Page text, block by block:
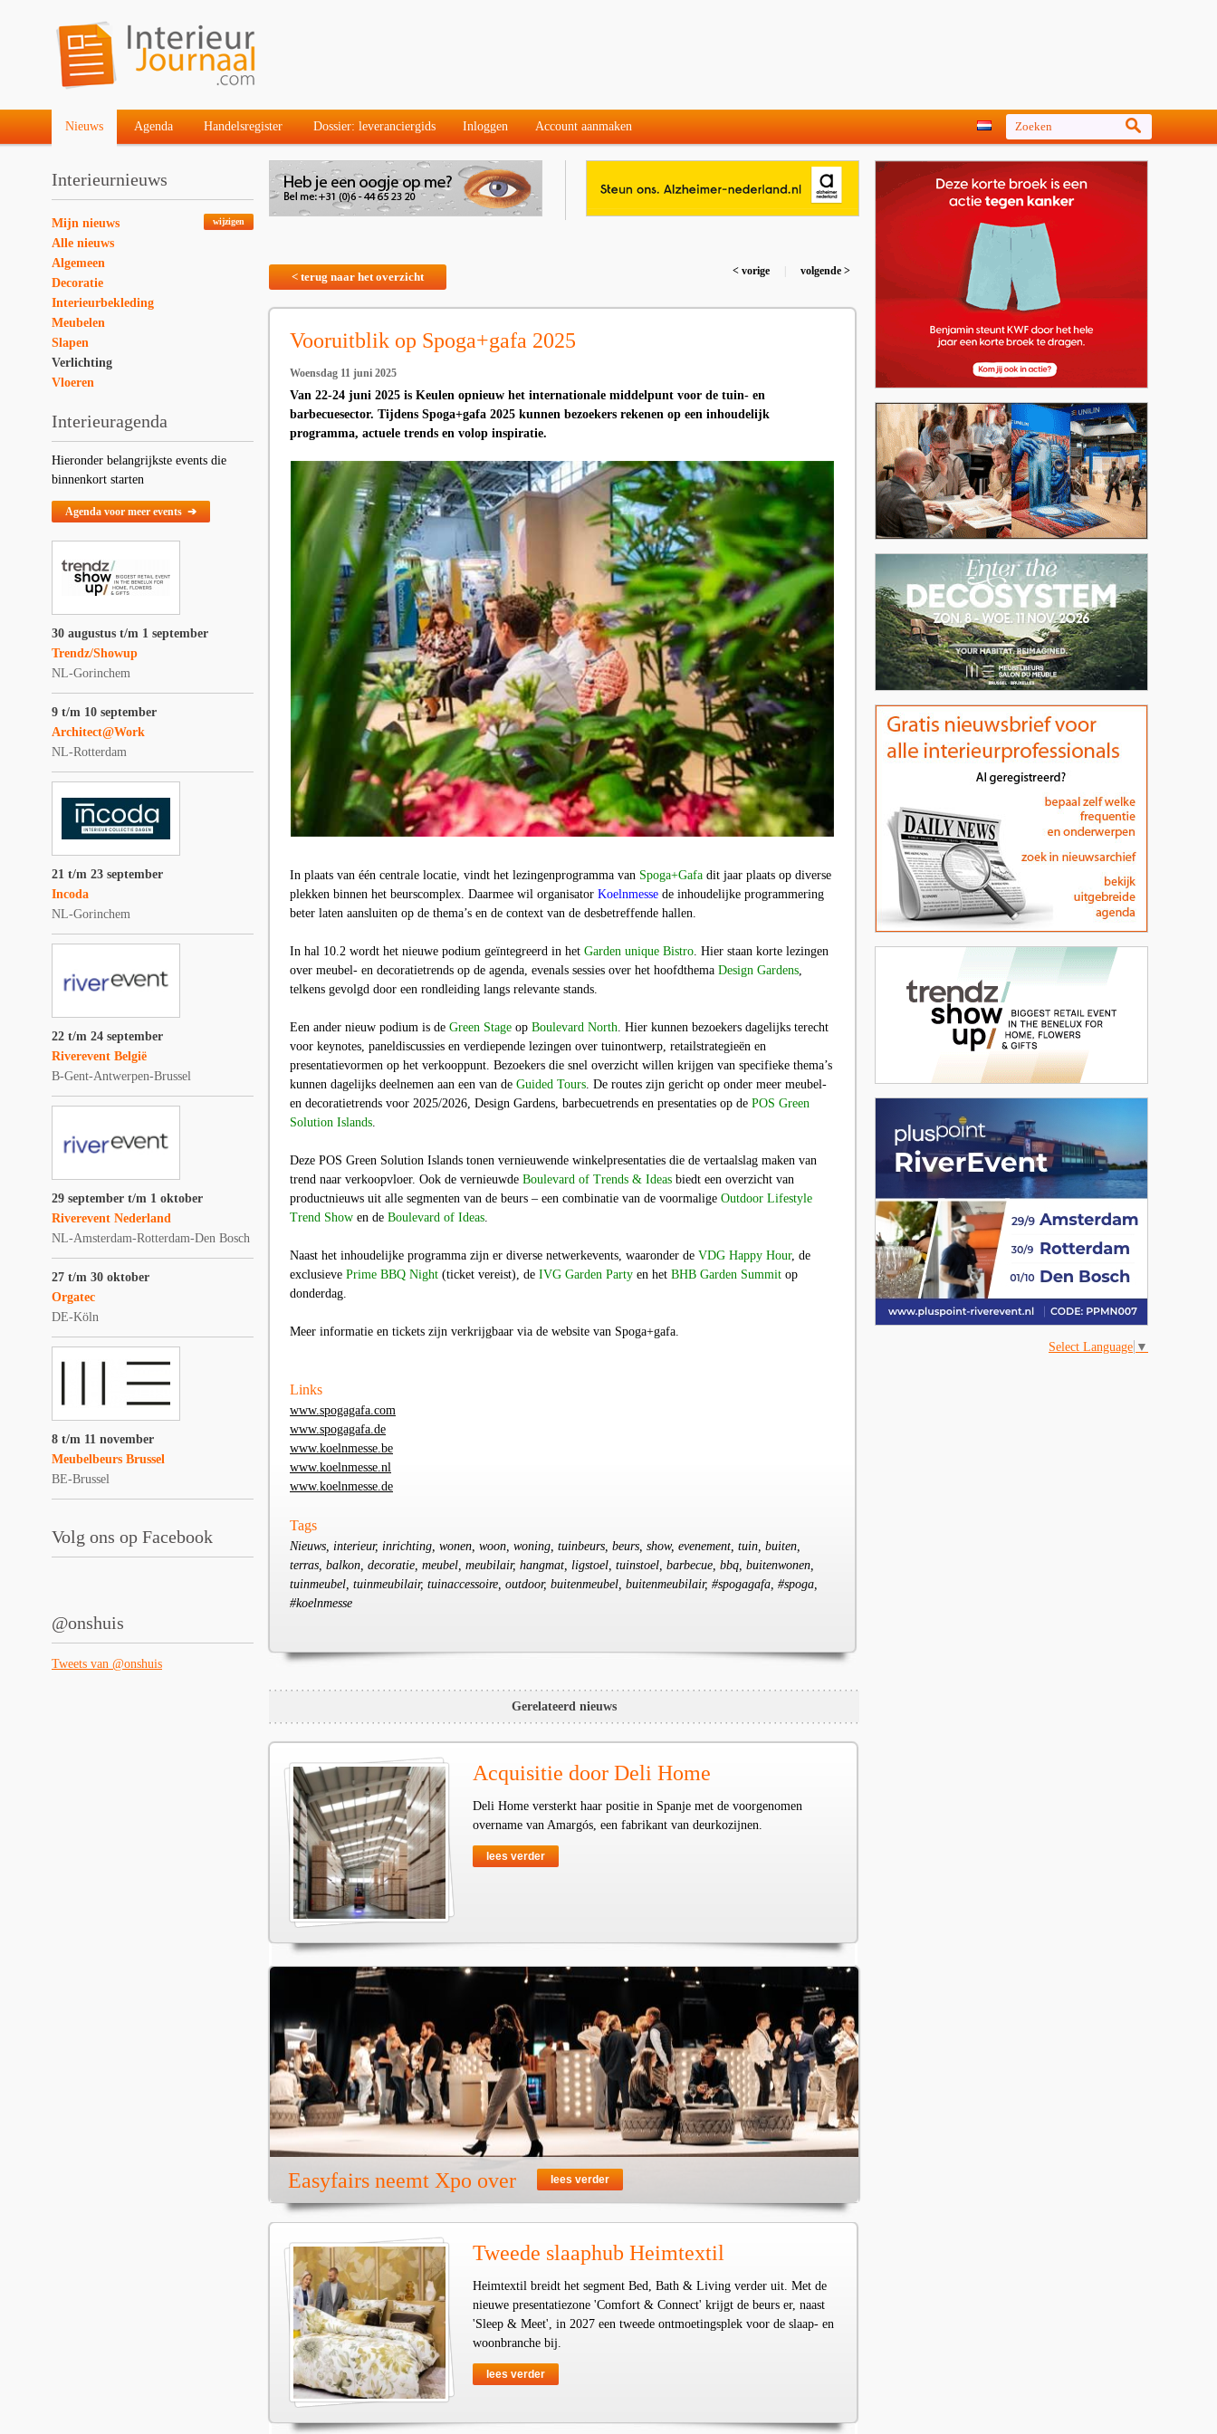
Nieuws Agenda Handelsregister Dossier: leveranciergids Inloggen Account aanmaken
Interieurnieuws
wijzigen
Mijn nieuws
Alle nieuws
Algemeen
Decoratie
Interieurbekleding
Meubelen
Slapen
Verlichting
Vloeren
Interieuragenda
Hieronder belangrijkste events die
binnenkort starten
Agenda voor meer events ➔
30 augustus t/m 1 september
Trendz/Showup
NL-Gorinchem
9 t/m 10 september
Architect@Work
NL-Rotterdam
21 t/m 23 september
Incoda
NL-Gorinchem
22 t/m 24 september
Riverevent België
B-Gent-Antwerpen-Brussel
29 september t/m 1 oktober
Riverevent Nederland
NL-Amsterdam-Rotterdam-Den Bosch
27 t/m 30 oktober
Orgatec
DE-Köln
8 t/m 11 november
Meubelbeurs Brussel
BE-Brussel
Volg ons op Facebook
@onshuis
Tweets van @onshuis
< terug naar het overzicht < vorige volgende >
Vooruitblik op Spoga+gafa 2025
Woensdag 11 juni 2025
Van 22-24 juni 2025 is Keulen opnieuw het internationale middelpunt voor de tuin- en
barbecuesector. Tijdens Spoga+gafa 2025 kunnen bezoekers rekenen op een inhoudelijk
programma, actuele trends en volop inspiratie.
In plaats van één centrale locatie, vindt het lezingenprogramma van Spoga+Gafa dit jaar plaats op diverse
plekken binnen het beurscomplex. Daarmee wil organisator Koelnmesse de inhoudelijke programmering
beter laten aansluiten op de thema’s en de context van de desbetreffende hallen.
In hal 10.2 wordt het nieuwe podium geïntegreerd in het Garden unique Bistro. Hier staan korte lezingen
over meubel- en decoratietrends op de agenda, evenals sessies over het hoofdthema Design Gardens,
telkens gevolgd door een rondleiding langs relevante stands.
Een ander nieuw podium is de Green Stage op Boulevard North. Hier kunnen bezoekers dagelijks terecht
voor keynotes, paneldiscussies en verdiepende lezingen over tuinontwerp, retailstrategieën en
presentatievormen op het verkooppunt. Bezoekers die snel overzicht willen krijgen van specifieke thema’s
kunnen dagelijks deelnemen aan een van de Guided Tours. De routes zijn gericht op onder meer meubel-
en decoratietrends voor 2025/2026, Design Gardens, barbecuetrends en presentaties op de POS Green
Solution Islands.
Deze POS Green Solution Islands tonen vernieuwende winkelpresentaties die de vertaalslag maken van
trend naar verkoopvloer. Ook de vernieuwde Boulevard of Trends & Ideas biedt een overzicht van
productnieuws uit alle segmenten van de beurs – een combinatie van de voormalige Outdoor Lifestyle
Trend Show en de Boulevard of Ideas.
Naast het inhoudelijke programma zijn er diverse netwerkevents, waaronder de VDG Happy Hour, de
exclusieve Prime BBQ Night (ticket vereist), de IVG Garden Party en het BHB Garden Summit op
donderdag.
Meer informatie en tickets zijn verkrijgbaar via de website van Spoga+gafa.
Links
www.spogagafa.com
www.spogagafa.de
www.koelnmesse.be
www.koelnmesse.nl
www.koelnmesse.de
Tags
Nieuws, interieur, inrichting, wonen, woon, woning, tuinbeurs, beurs, show, evenement, tuin, buiten,
terras, balkon, decoratie, meubel, meubilair, hangmat, ligstoel, tuinstoel, barbecue, bbq, buitenwonen,
tuinmeubel, tuinmeubilair, tuinaccessoire, outdoor, buitenmeubel, buitenmeubilair, #spogagafa, #spoga,
#koelnmesse
Gerelateerd nieuws
Acquisitie door Deli Home
Deli Home versterkt haar positie in Spanje met de voorgenomen
overname van Amargós, een fabrikant van deurkozijnen.
lees verder
Easyfairs neemt Xpo over lees verder
Tweede slaaphub Heimtextil
Heimtextil breidt het segment Bed, Bath & Living verder uit. Met de
nieuwe presentatiezone 'Comfort & Connect' krijgt de beurs er, naast
'Sleep & Meet', in 2027 een tweede ontmoetingsplek voor de slaap- en
woonbranche bij.
lees verder
Select Language ▼